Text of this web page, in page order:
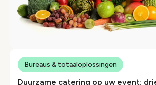
Duurzame catering op uw event:
Bureaus & totaaloplossingen